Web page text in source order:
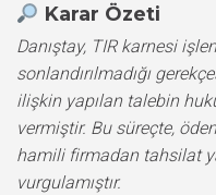
Karar Özeti
Danıştay, TIR karnesi
sonlandırılmadığı
ilişkin yapılan talebin
vermiştir. Bu süreçte,
hamili firmadan tahsilat
vurgulamıştır.